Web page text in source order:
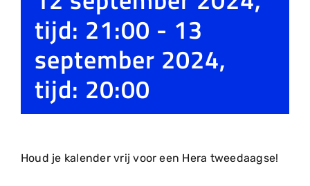
tijd: 21:00 - 13
september 2024,
tijd: 20:00
Houd je kalender vrij voor een Hera tweedaagse!